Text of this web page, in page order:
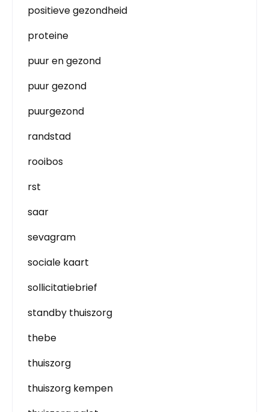
positieve gezondheid
proteine
puur en gezond
puur gezond
puurgezond
randstad
rooibos
rst
saar
sevagram
sociale kaart
sollicitatiebrief
standby thuiszorg
thebe
thuiszorg
thuiszorg kempen